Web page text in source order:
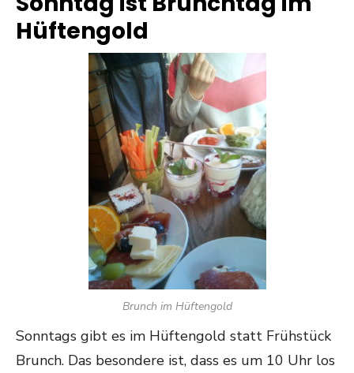
Hüftengold
Brunch im Hüftengold
Sonntags gibt es im Hüftengold statt Frühstück
Brunch. Das besondere ist, dass es um 10 Uhr los